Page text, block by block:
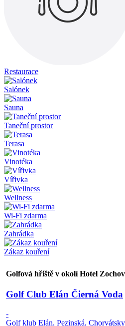
Restaurace
Salónek
Sauna
Taneční prostor
Terasa
Vinotéka
Vířivka
Wellness
Wi-Fi zdarma
Zahrádka
Zákaz kouření
Golfová hřiště v okolí Hotel
Golf Club Elán Čierná Voda
-
Golf klub Elán, Pezinská,